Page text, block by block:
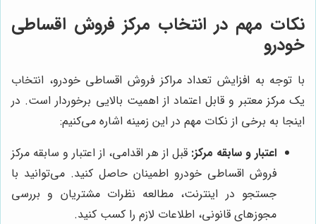
نکات مهم در انتخاب مرکز فروش اقساطی
خودرو
با توجه به افزایش تعداد مراکز فروش اقساطی خودرو، انتخاب
یک مرکز معتبر و قابل اعتماد از اهمیت بالایی برخوردار است. در
اینجا به برخی از نکات مهم در این زمینه اشاره می‌کنیم:
اعتبار و سابقه مرکز: قبل از هر اقدامی، از اعتبار و سابقه مرکز
فروش اقساطی خودرو اطمینان حاصل کنید. می‌توانید با
جستجو در اینترنت، مطالعه نظرات مشتریان و بررسی
مجوزهای قانونی، اطلاعات لازم را کسب کنید.